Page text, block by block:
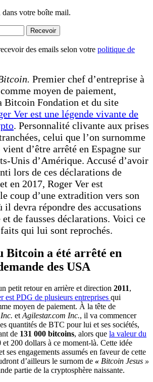
votre boîte mail.
Recevoir
des emails selon votre politique de
Premier chef d’entreprise à
moyen de paiement,
Bitcoin Fondation et du site
Ver est une légende vivante de
. Personnalité clivante aux prises
celui que l’on surnomme
vient d’être arrêté en Espagne sur
Unis d’Amérique. Accusé d’avoir
lors de ces déclarations de
en 2017, Roger Ver est
coup d’une extradition vers son
il devra répondre des accusations
de fausses déclarations. Voici ce
qui lui sont reprochés.
Bitcoin a été arrêté en
des USA
petit retour en arrière et direction 2011,
est PDG de plusieurs entreprises qui
moyen de paiement. À la tête de
et Agilestar.com Inc., il va commencer
quantités de BTC pour lui et ses sociétés,
de 131 000 bitcoins, alors que la valeur du
et 200 dollars à ce moment-là. Cette idée
ses engagements assumés en faveur de cette
d’ailleurs le surnom de « Bitcoin Jesus »
partie de la cryptosphère naissante.